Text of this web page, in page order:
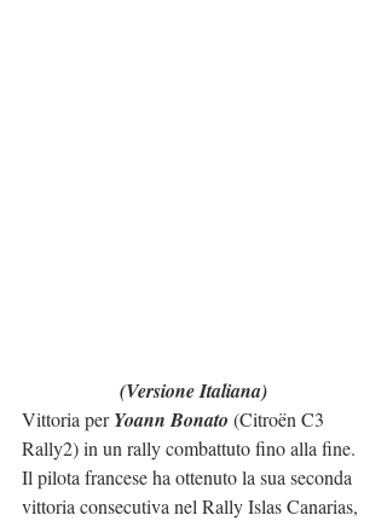
(Versione Italiana)
Vittoria per Yoann Bonato (Citroën C3
Rally2) in un rally combattuto fino alla fine.
Il pilota francese ha ottenuto la sua seconda
vittoria consecutiva nel Rally Islas Canarias,